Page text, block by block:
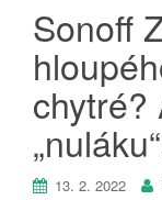
Sonoff
chytré?
13. 2. 2022